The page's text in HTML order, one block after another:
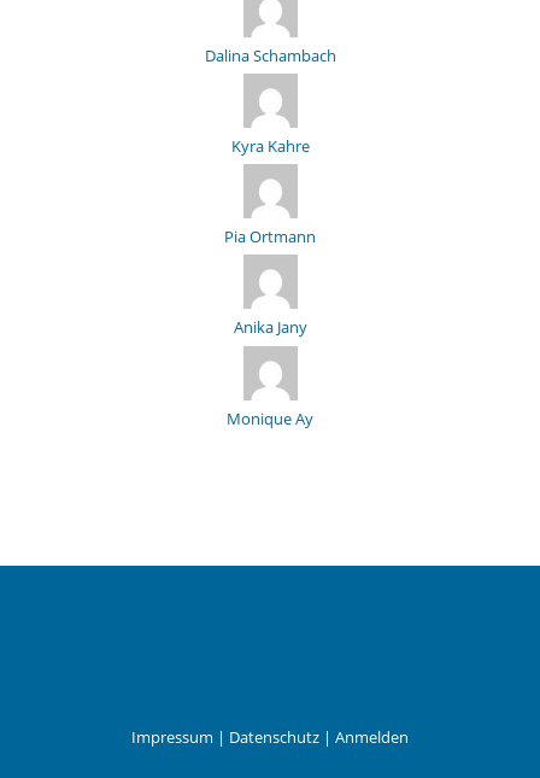
Dalina Schambach
Kyra Kahre
Pia Ortmann
Anika Jany
Monique Ay
Impressum | Datenschutz | Anmelden